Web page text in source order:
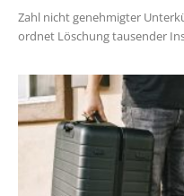
Zahl nicht genehmigter
ordnet Löschung tausender